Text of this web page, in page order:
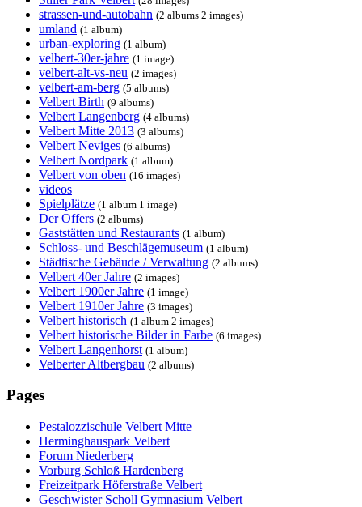
strassen-und-autobahn (2 albums 2 images)
umland (1 album)
urban-exploring (1 album)
velbert-30er-jahre (1 image)
velbert-alt-vs-neu (2 images)
velbert-am-berg (5 albums)
Velbert Birth (9 albums)
Velbert Langenberg (4 albums)
Velbert Mitte 2013 (3 albums)
Velbert Neviges (6 albums)
Velbert Nordpark (1 album)
Velbert von oben (16 images)
videos
Spielplätze (1 album 1 image)
Der Offers (2 albums)
Gaststätten und Restaurants (1 album)
Schloss- und Beschlägemuseum (1 album)
Städtische Gebäude / Verwaltung (2 albums)
Velbert 40er Jahre (2 images)
Velbert 1900er Jahre (1 image)
Velbert 1910er Jahre (3 images)
Velbert historisch (1 album 2 images)
Velbert historische Bilder in Farbe (6 images)
Velbert Langenhorst (1 album)
Velberter Altbergbau (2 albums)
Pages
Pestalozzischule Velbert Mitte
Herminghauspark Velbert
Forum Niederberg
Vorburg Schloß Hardenberg
Freizeitpark Höferstraße Velbert
Geschwister Scholl Gymnasium Velbert